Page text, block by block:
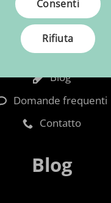
Carrello
Spedizioni e resi
Chi Siamo
Blog
Domande frequenti
Contatto
Blog
Consenti
Rifiuta